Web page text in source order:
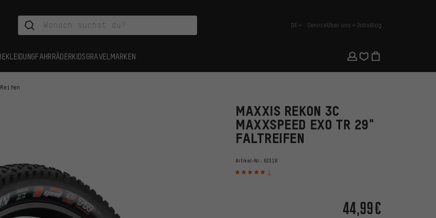
Deutsch
DE ServiceÜber uns JobsBlog
FAHRRÄDERKIDSGRAVEL MARKEN
MAXXIS REKON 3C
MAXXSPEED EXO TR 29"
FALTREIFEN
Artikel-Nr.: 62318
1
44,99€